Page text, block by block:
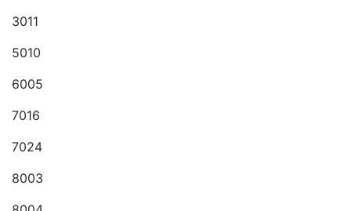
3011
5010
6005
7016
7024
8003